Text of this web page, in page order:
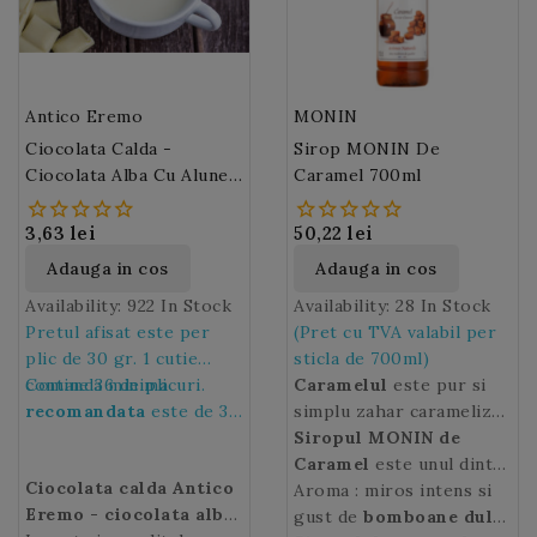
Antico Eremo
Ciocolata Calda -
Ciocolata Alba Cu Alune
De Padure Antico Eremo
3,63 lei
Adauga in cos
Availability: 922 In Stock
Pretul afisat este per
plic de 30 gr. 1 cutie
contine 36 de plicuri.
Comanda minima
recomandata este de 36
Ciocolata calda Antico
Eremo - ciocolata alba
MONIN
Sirop MONIN De
Caramel 700ml
50,22 lei
Adauga in cos
Availability: 28 In Stock
(Pret cu TVA valabil per
sticla de 700ml)
Caramelul este pur si
simplu zahar caramelizat
si este cel mai popular
produs de cofetarie.
Carameluleste obtinut
traditional prin topirea
Siropul MONIN de
Caramel este unul dintre
ingredientele esentiale
ale barmanilor in diverse
Aroma : miros intens si
gust de bomboane dulci